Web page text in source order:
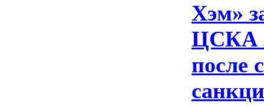
Хэм»
ЦСКА
после